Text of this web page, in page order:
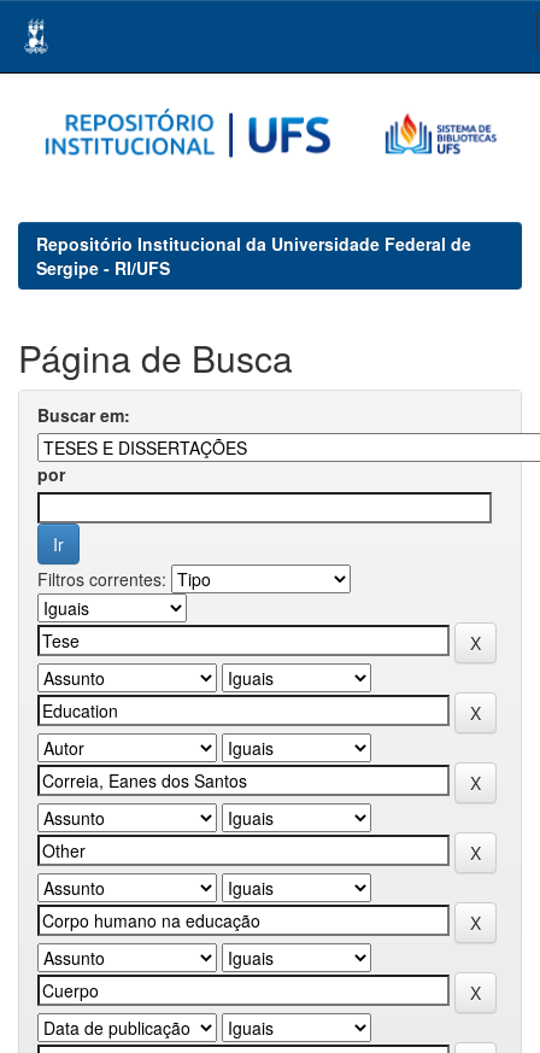
navigation
Repositório Institucional da Universidade Federal de
Sergipe - RI/UFS
Página de Busca
Buscar em:
por
Filtros correntes: